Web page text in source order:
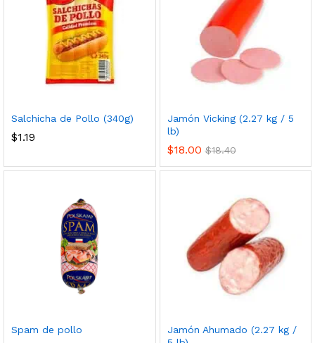
Salchicha de Pollo (340g)
$1.19
Jamón Vicking (2.27 kg / 5
lb)
$18.00 $18.40
Spam de pollo
Jamón Ahumado (2.27 kg /